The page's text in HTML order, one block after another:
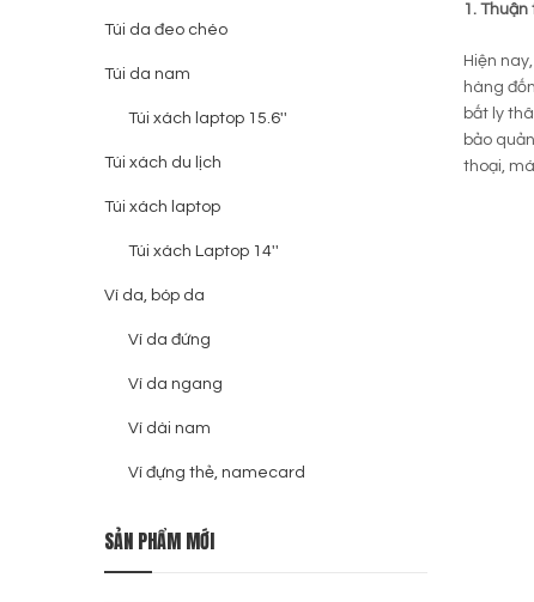
1.
Hiện nay,
hàng
bất ly
bảo
thoại,
Túi da đeo chéo
Túi da nam
Túi xách laptop 15.6''
Túi xách du lịch
Túi xách laptop
Túi xách Laptop 14''
Ví da, bóp da
Ví da đứng
Ví da ngang
Ví dài nam
Ví đựng thẻ, namecard
SẢN PHẨM MỚI